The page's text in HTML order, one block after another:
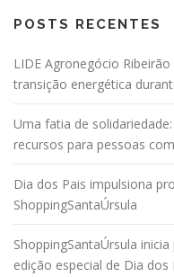
POSTS RECENTES
LIDE Agronegócio
transição energética
Uma fatia de
recursos para pessoas
Dia dos Pais impulsiona
ShoppingSantaÚrsula
ShoppingSantaÚrsula
edição especial de Dia dos